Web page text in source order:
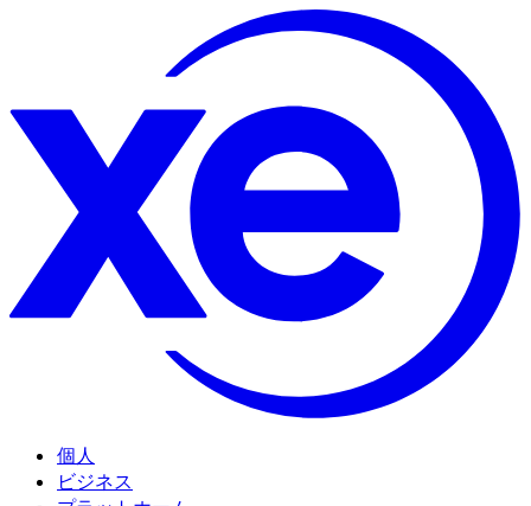
個人
ビジネス